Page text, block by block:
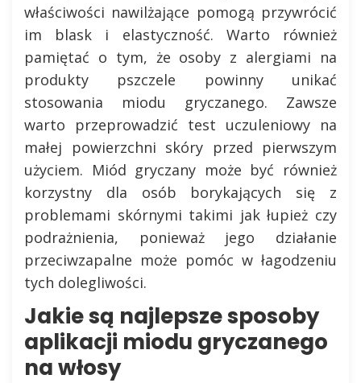
właściwości nawilżające pomogą przywrócić
im blask i elastyczność. Warto również
pamiętać o tym, że osoby z alergiami na
produkty pszczele powinny unikać
stosowania miodu gryczanego. Zawsze
warto przeprowadzić test uczuleniowy na
małej powierzchni skóry przed pierwszym
użyciem. Miód gryczany może być również
korzystny dla osób borykających się z
problemami skórnymi takimi jak łupież czy
podrażnienia, ponieważ jego działanie
przeciwzapalne może pomóc w łagodzeniu
tych dolegliwości.
Jakie są najlepsze sposoby
aplikacji miodu gryczanego
na włosy